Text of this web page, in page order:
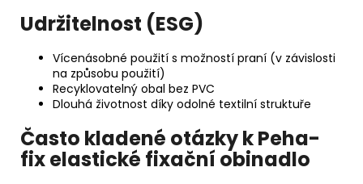
Udržitelnost (ESG)
Vícenásobné použití s možností praní (v závislosti
na způsobu použití)
Recyklovatelný obal bez PVC
Dlouhá životnost díky odolné textilní struktuře
Často kladené otázky k Peha-
fix elastické fixační obinadlo